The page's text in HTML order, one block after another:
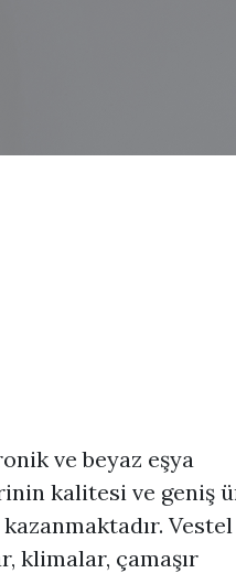
ve beyaz eşya
kalitesi ve geniş
Vestel
klimalar, çamaşır